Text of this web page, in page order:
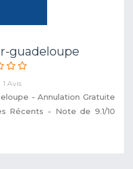
guadeloupe
1 Avis
- Annulation Gratuite
Récents - Note de 9.1/10